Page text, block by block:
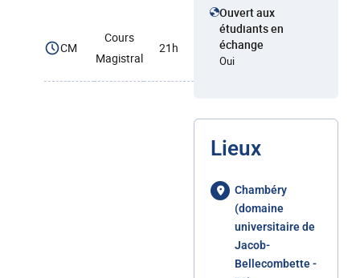
CM
Cours
Magistral
21h
Ouvert aux
étudiants en
échange
Oui
Lieux
Chambéry
(domaine
universitaire de
Jacob-
Bellecombette -